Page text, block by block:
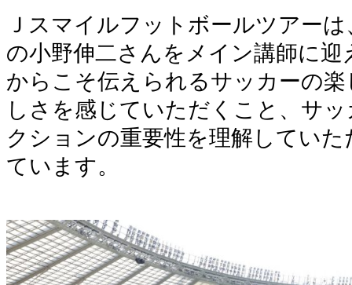
Ｊスマイルフットボールツアー
の小野伸二さんをメイン講師に迎
からこそ伝えられるサッカーの
しさを感じていただくこと、サ
クションの重要性を理解してい
ています。